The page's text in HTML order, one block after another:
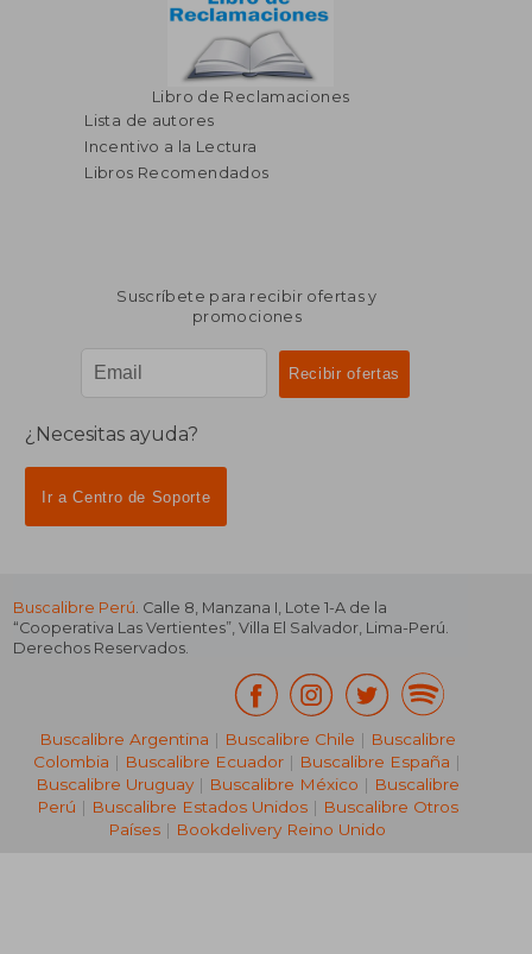
Libro de Reclamaciones
Lista de autores
Incentivo a la Lectura
Libros Recomendados
Suscríbete para recibir ofertas y
promociones
¿Necesitas ayuda?
Ir a Centro de Soporte
Buscalibre Perú. Calle 8, Manzana I, Lote 1-A de la
“Cooperativa Las Vertientes”, Villa El Salvador, Lima-Perú.
Derechos Reservados.
Buscalibre Argentina | Buscalibre Chile | Buscalibre
Colombia | Buscalibre Ecuador | Buscalibre España |
Buscalibre Uruguay| Buscalibre México | Buscalibre
Perú | Buscalibre Estados Unidos| Buscalibre Otros
Países | Bookdelivery Reino Unido